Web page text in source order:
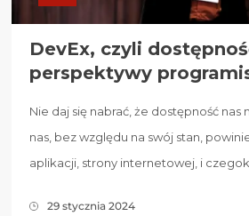
DevEx, czyli
perspektywy
Nie daj się nabrać, że dostępność nas
nas, bez względu na swój stan,
aplikacji, strony internetowej, i
29 stycznia 2024